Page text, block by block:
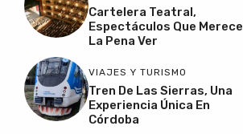
Cartelera Teatral,
Espectáculos Que Merece
La Pena Ver
VIAJES Y TURISMO
Tren De Las Sierras, Una
Experiencia Única En
Córdoba